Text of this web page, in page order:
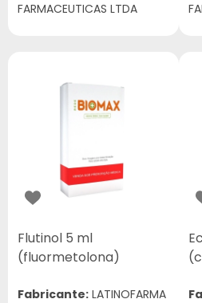
FARMACEUTICAS LTDA
Flutinol 5 ml
(fluormetolona)
Fabricante: LATINOFARMA